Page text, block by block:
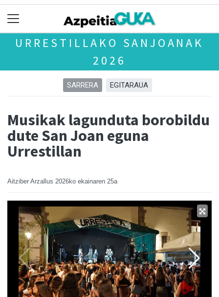
URRESTILLAKO SANJOANAK
2026
SARRERA EGITARAUA
Musikak lagunduta borobildu
dute San Joan eguna
Urrestillan
Aitziber Arzallus 2026ko ekainaren 25a